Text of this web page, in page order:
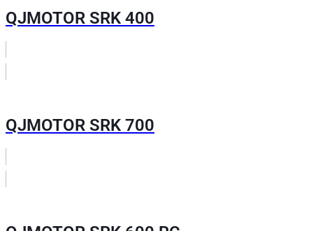
QJMOTOR SRK 400
QJMOTOR SRK 700